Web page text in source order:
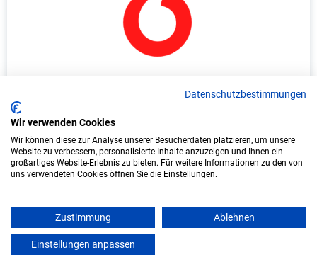
Duales Studium Wirtschaftsinformatik
GmbH - Eschborn
Vodafone GmbH
In Kooperation mit IU Duales Studium
bundesweit
Start: Oktober 2026
Datenschutzbestimmungen
Wir verwenden Cookies
Wir können diese zur Analyse unserer Besucherdaten platzieren, um unsere
Website zu verbessern, personalisierte Inhalte anzuzeigen und Ihnen ein
großartiges Website-Erlebnis zu bieten. Für weitere Informationen zu den von
uns verwendeten Cookies öffnen Sie die Einstellungen.
Zustimmung Ablehnen
Einstellungen anpassen